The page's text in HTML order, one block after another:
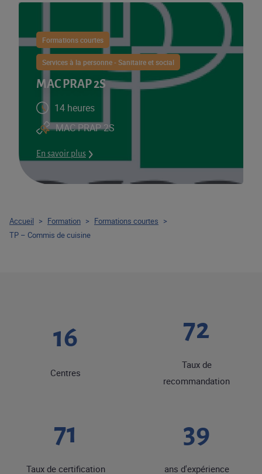
Formations courtes
Services à la personne - Sanitaire et social
MAC PRAP 2S
14 heures
MAC PRAP 2S
En savoir plus
19
Centres
88
Taux de
recommandation
86
Taux de certification
48
ans d'expérience
Accueil > Formation > Formations courtes >
TP – Commis de cuisine